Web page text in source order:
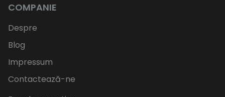
COMPANIE
Despre
Blog
Impressum
Contactează-ne